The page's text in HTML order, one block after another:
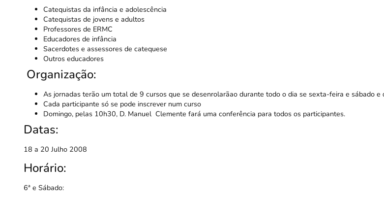
Catequistas da infância e adolescência
Catequistas de jovens e adultos
Professores de ERMC
Educadores de infância
Sacerdotes e assessores de catequese
Outros educadores
Organização:
As jornadas terão um total de 9 cursos que se desenrolarãao durante todo o dia se sexta-feira e sábado e
Cada participante só se pode inscrever num curso
Domingo, pelas 10h30, D. Manuel Clemente fará uma conferência para todos os participantes.
Datas:
18 a 20 Julho 2008
Horário:
6ª e Sábado: